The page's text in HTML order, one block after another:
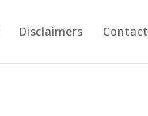
Disclaimers Contact